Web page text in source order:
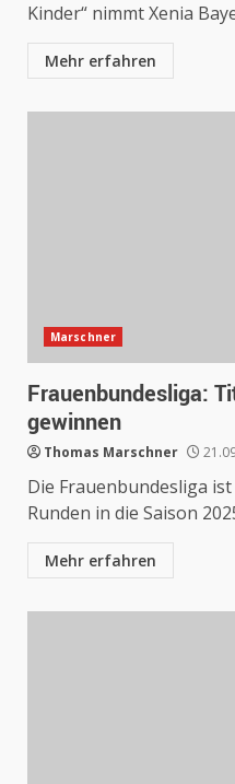
Kinder“ nimmt Xenia
Mehr erfahren
Marschner
Frauenbundesliga:
gewinnen
Thomas Marschner
Die Frauenbundesliga
Runden in die Saison
Mehr erfahren